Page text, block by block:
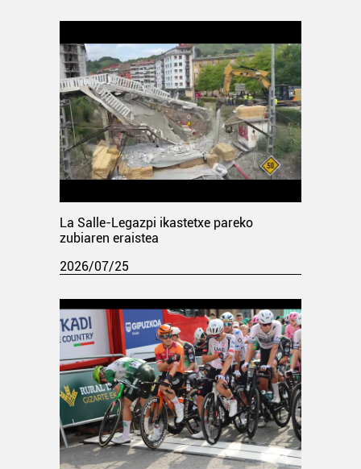
La Salle-Legazpi ikastetxe pareko
zubiaren eraistea
2026/07/25